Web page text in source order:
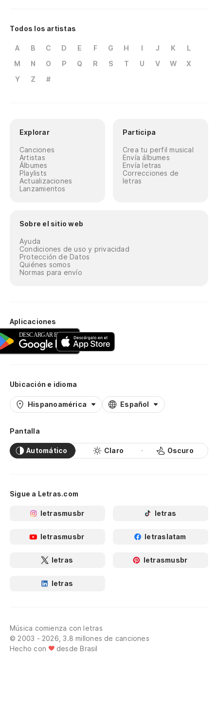
Todos los artistas
A B C D E F G H I J K
L
M
N O P Q R S T U V W
X
Y
Z #
Explorar
Canciones
Artistas
Álbumes
Playlists
Actualizaciones
Lanzamientos
Participa
Crea tu perfil musical
Envía álbumes
Envía letras
Correcciones de
letras
Sobre el sitio web
Ayuda
Condiciones de uso y privacidad
Protección de Datos
Quiénes somos
Normas para envío
Aplicaciones
Ubicación e idioma
Hispanoamérica Español
Pantalla
Automático Claro Oscuro
Sigue a Letras.com
letrasmusbr letras
letrasmusbr letraslatam
letras letrasmusbr
letras
Música comienza con letras
© 2003 - 2026, 3.8 millones de canciones
Hecho con
desde Brasil